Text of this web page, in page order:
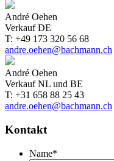
André Oehen
Verkauf DE
T: +49 173 320 56 68
andre.oehen@bachmann.ch
André Oehen
Verkauf NL und BE
T: +31 658 88 25 43
andre.oehen@bachmann.ch
Kontakt
Name*